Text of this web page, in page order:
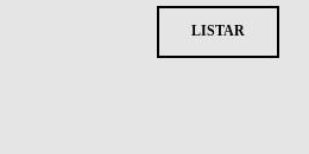
LISTAR